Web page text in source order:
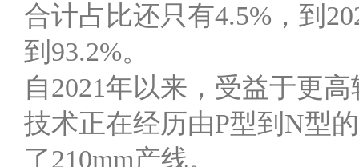
合计占比还只有4.5%，到
到93.2%。
自2021年以来，受益于更
技术正在经历由P型到N型
了210mm产线。